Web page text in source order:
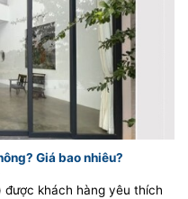
Giá bao nhiêu?
được khách hàng yêu thích